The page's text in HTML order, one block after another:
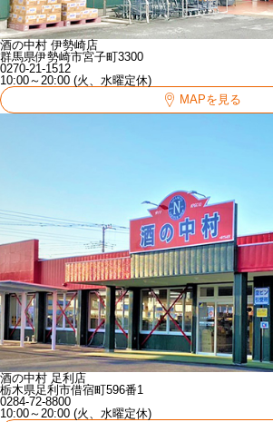
酒の中村 伊勢崎店
群馬県伊勢崎市宮子町3300
0270-21-1512
10:00～20:00 (火、水曜定休)
MAPを見る
酒の中村 足利店
栃木県足利市借宿町596番1
0284-72-8800
10:00～20:00 (火、水曜定休)